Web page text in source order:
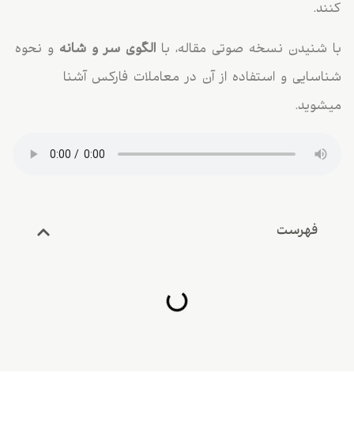
کنند.
با شنیدن نسخه صوتی مقاله، با الگوی سر و شانه و نحوه
شناسایی و استفاده از آن در معاملات فارکس آشنا
میشوید.
فهرست